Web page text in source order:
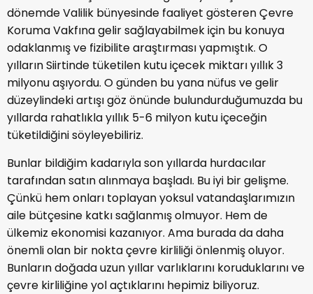
dönemde Valilik bünyesinde faaliyet gösteren Çevre
Koruma Vakfına gelir sağlayabilmek için bu konuya
odaklanmış ve fizibilite araştırması yapmıştık. O
yılların Siirtinde tüketilen kutu içecek miktarı yıllık 3
milyonu aşıyordu. O günden bu yana nüfus ve gelir
düzeylindeki artışı göz önünde bulundurduğumuzda bu
yıllarda rahatlıkla yıllık 5-6 milyon kutu içeceğin
tüketildiğini söyleyebiliriz.
Bunlar bildiğim kadarıyla son yıllarda hurdacılar
tarafından satın alınmaya başladı. Bu iyi bir gelişme.
Çünkü hem onları toplayan yoksul vatandaşlarımızın
aile bütçesine katkı sağlanmış olmuyor. Hem de
ülkemiz ekonomisi kazanıyor. Ama burada da daha
önemli olan bir nokta çevre kirliliği önlenmiş oluyor.
Bunların doğada uzun yıllar varlıklarını koruduklarını ve
çevre kirliliğine yol açtıklarını hepimiz biliyoruz.